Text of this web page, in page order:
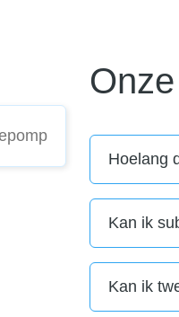
Hoelang
Kan ik
Kan ik